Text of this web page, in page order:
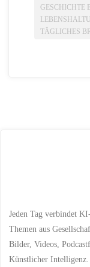
GESCHICHTE
TÄGLICHES
Jeden Tag verbindet
Themen aus
Bilder, Videos,
Künstlicher Intelligenz.